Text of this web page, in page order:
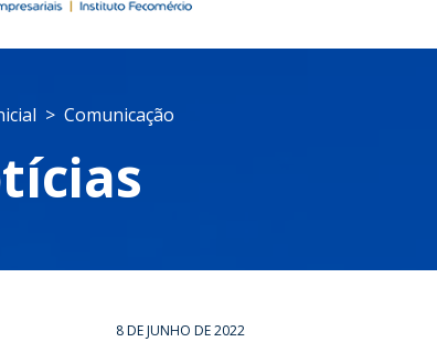
Comunicação
8 DE JUNHO DE 2022